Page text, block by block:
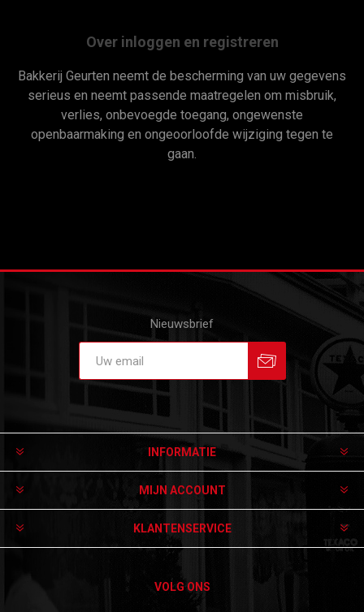
Over inloggen en registreren
Bakkerij Geurten neemt de bescherming van uw gegevens
serieus en neemt passende maatregelen om misbruik,
verlies, onbevoegde toegang, ongewenste
openbaarmaking en ongeoorloofde wijziging tegen te
gaan.
Nieuwsbrief
INFORMATIE
MIJN ACCOUNT
KLANTENSERVICE
VOLG ONS